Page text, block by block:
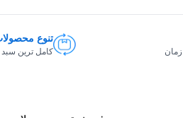
تنوع
کامل ترین